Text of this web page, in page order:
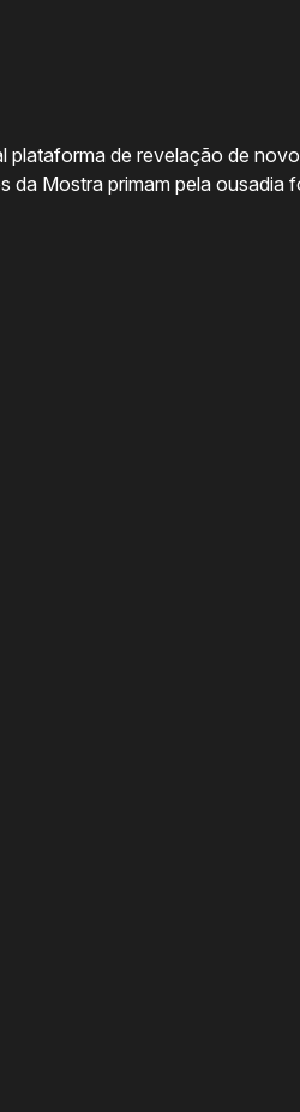
de revelação de
Mostra primam pela